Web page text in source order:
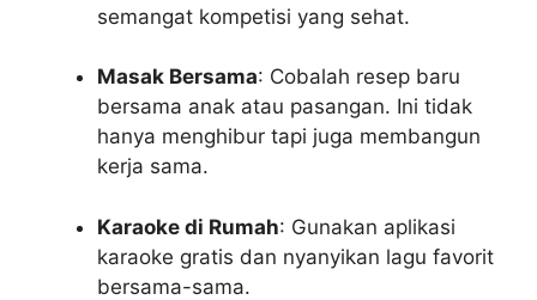
semangat kompetisi yang sehat.
Masak Bersama: Cobalah resep baru
bersama anak atau pasangan. Ini tidak
hanya menghibur tapi juga membangun
kerja sama.
Karaoke di Rumah: Gunakan aplikasi
karaoke gratis dan nyanyikan lagu favorit
bersama-sama.